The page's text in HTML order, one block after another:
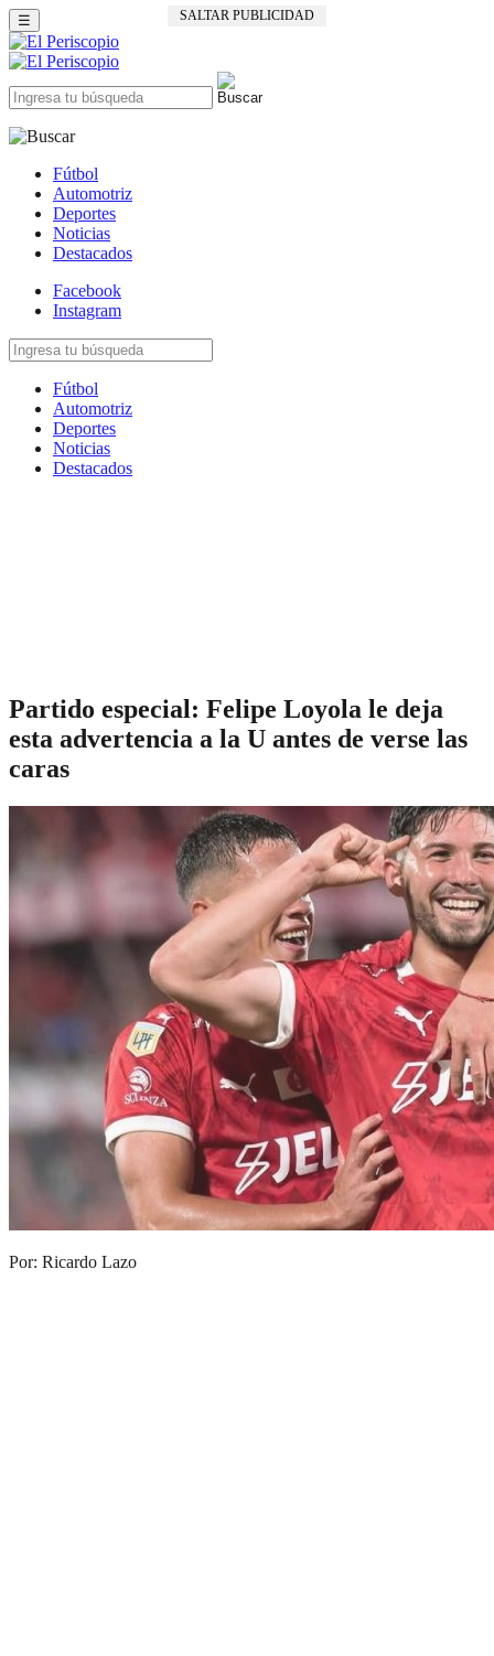
SALTAR PUBLICIDAD
☰
Fútbol
Automotriz
Deportes
Noticias
Destacados
Facebook
Instagram
Fútbol
Automotriz
Deportes
Noticias
Destacados
Partido especial: Felipe Loyola le deja
esta advertencia a la U antes de verse las
caras
Por: Ricardo Lazo